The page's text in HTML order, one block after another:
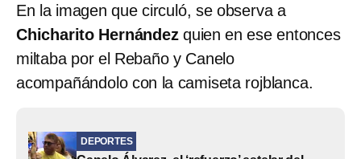
En la imagen que circuló, se observa a
Chicharito Hernández quien en ese entonces
miltaba por el Rebaño y Canelo
acompañándolo con la camiseta rojblanca.
DEPORTES